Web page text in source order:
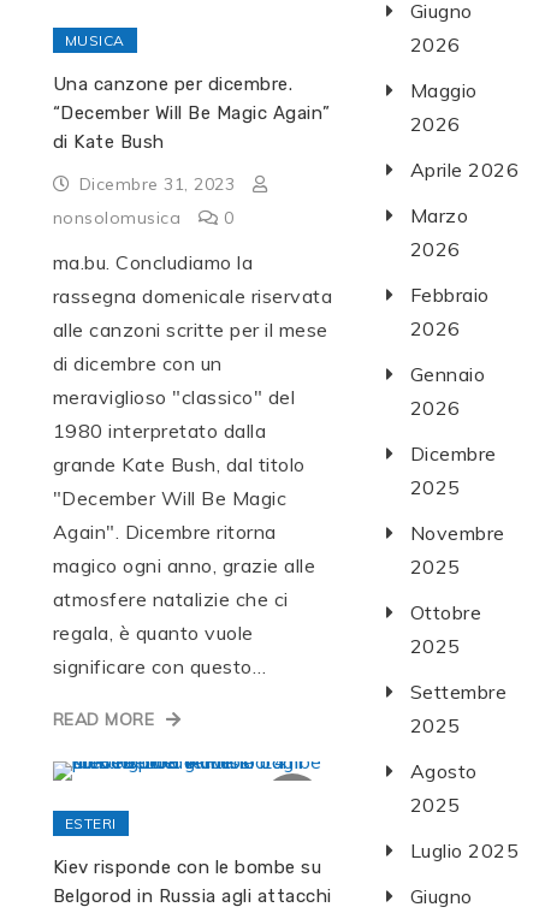
MUSICA
Una canzone per dicembre.
“December Will Be Magic Again”
di Kate Bush
Dicembre 31, 2023
nonsolomusica
0
ma.bu. Concludiamo la
rassegna domenicale riservata
alle canzoni scritte per il mese
di dicembre con un
meraviglioso "classico" del
1980 interpretato dalla
grande Kate Bush, dal titolo
"December Will Be Magic
Again". Dicembre ritorna
magico ogni anno, grazie alle
atmosfere natalizie che ci
regala, è quanto vuole
significare con questo…
READ MORE
ESTERI
Kiev risponde con le bombe su
Belgorod in Russia agli attacchi
Giugno
2026
Maggio
2026
Aprile 2026
Marzo
2026
Febbraio
2026
Gennaio
2026
Dicembre
2025
Novembre
2025
Ottobre
2025
Settembre
2025
Agosto
2025
Luglio 2025
Giugno